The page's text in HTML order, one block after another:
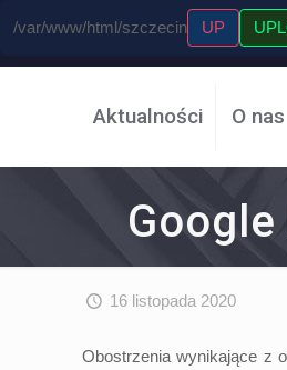
/var/www/html/szczecin UP
Aktualności O nas
16 listopada 2020
Obostrzenia wynikające z